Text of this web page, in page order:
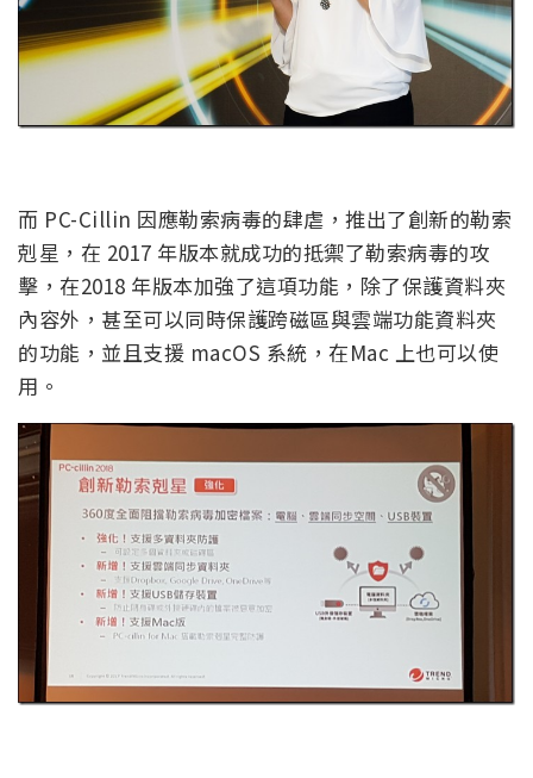
而 PC-Cillin 因應勒索病毒的肆虐，推出了創新的勒索
剋星，在 2017 年版本就成功的抵禦了勒索病毒的攻
擊，在2018 年版本加強了這項功能，除了保護資料夾
內容外，甚至可以同時保護跨磁區與雲端功能資料夾
的功能，並且支援 macOS 系統，在Mac 上也可以使
用。